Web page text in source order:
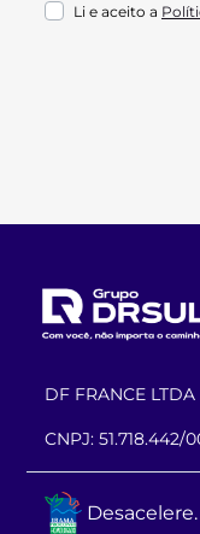
Li e aceito a
DF FRANCE LTDA
CNPJ: 51.718.442/